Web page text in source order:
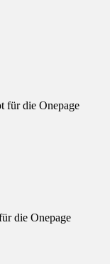
für die Onepage
die Onepage